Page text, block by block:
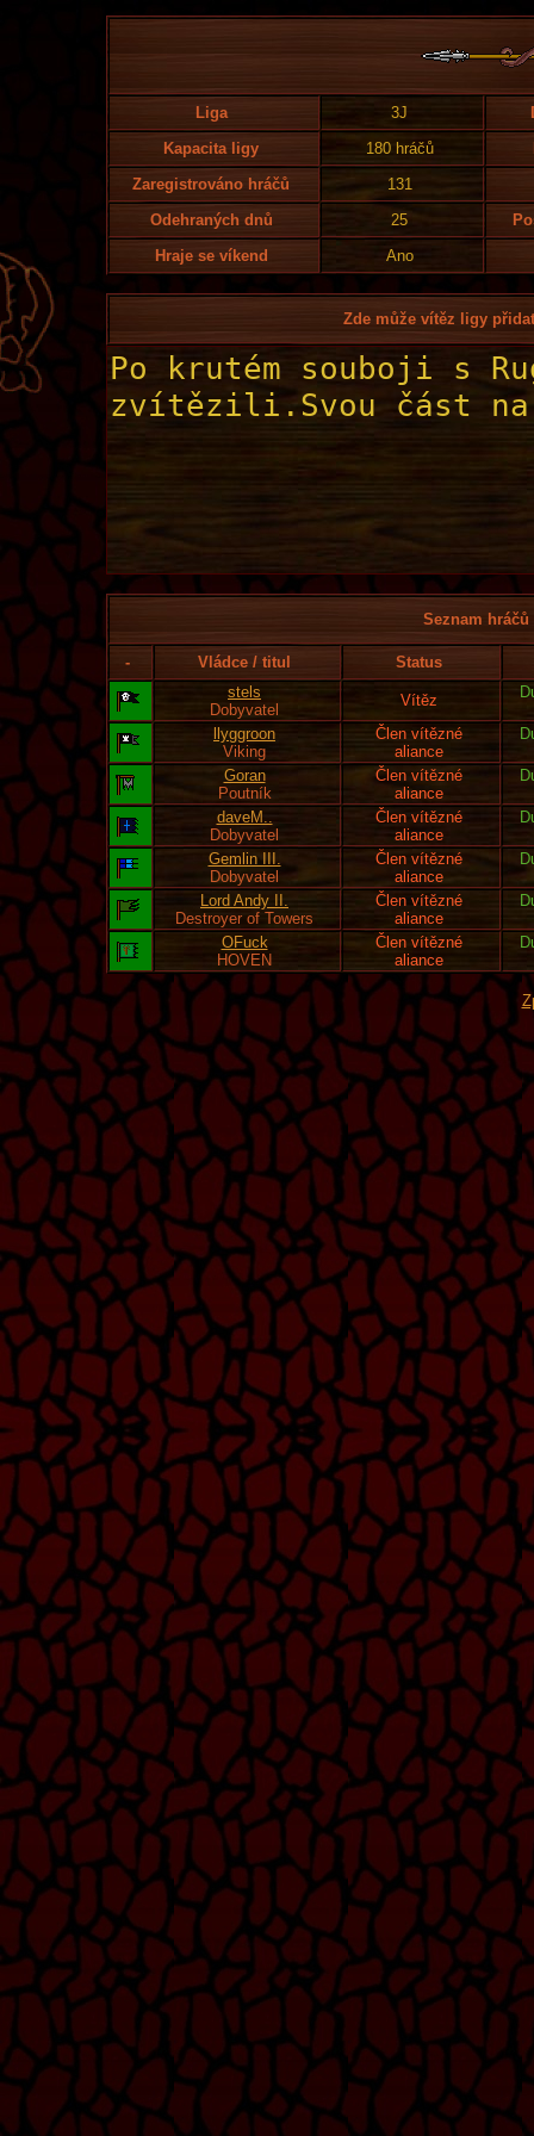
Liga 3J
Kapacita ligy
180 hráčů
Zaregistrováno hráčů
131
Odehraných dnů
25
Hraje se víkend
Ano
Zde může vítěz ligy
Seznam
- Vládce / titul
Status
stels
Dobyvatel
Vítěz
llyggroon
Viking
Člen vítězné
aliance
Goran
Poutník
Člen vítězné
aliance
daveM..
Dobyvatel
Člen vítězné
aliance
Gemlin III.
Dobyvatel
Člen vítězné
aliance
Lord Andy II.
Destroyer of Towers
Člen vítězné
aliance
OFuck
HOVEN
Člen vítězné
aliance